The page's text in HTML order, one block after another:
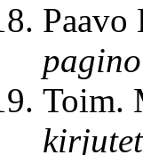
Paavo
Toim.